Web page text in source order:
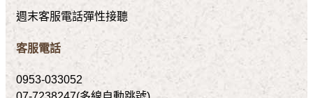
週末客服電話彈性接聽
客服電話
0953-033052